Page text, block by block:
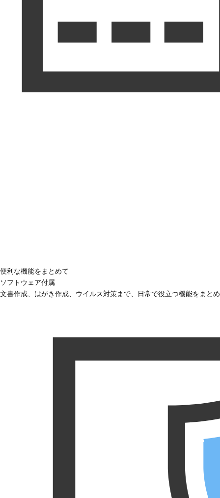
便利な機能をまとめて
ソフトウェア付属
文書作成、はがき作成、ウイルス対策まで、日常で役立つ機能をまと